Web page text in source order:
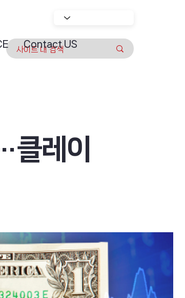
Contact US
레이